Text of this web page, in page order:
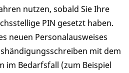
nutzen, sobald Sie Ihre
PIN gesetzt haben.
neuen Personalausweises
mit dem
im Bedarfsfall (zum Beispiel